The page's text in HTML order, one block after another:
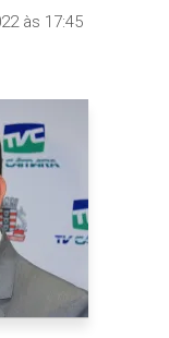
às 17:45